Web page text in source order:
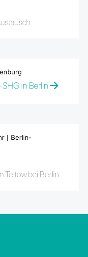
in Berlin
| Berlin-
Teltow bei Berlin